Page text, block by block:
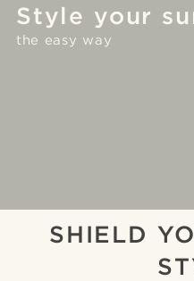
Style your
the easy way
SHIELD